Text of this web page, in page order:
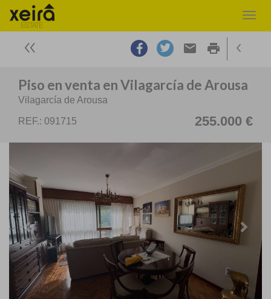
email print
Piso en venta en Vilagarcía de Arousa
Vilagarcía de Arousa
REF.: 091715 255.000 €